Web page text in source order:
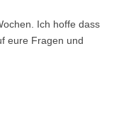
Ich hoffe dass
eure Fragen und